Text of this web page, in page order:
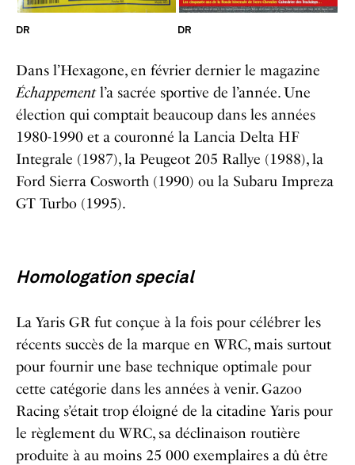
DR DR
Dans l’Hexagone, en février dernier le magazine
Échappementl’a sacrée sportive de l’année. Une
élection qui comptait beaucoup dans les années
1980-1990 et a couronné la Lancia Delta HF
Integrale (1987), la Peugeot 205 Rallye (1988), la
Ford Sierra Cosworth (1990) ou la Subaru Impreza
GT Turbo (1995).
Homologation special
La Yaris GRfut conçue à la fois pour célébrer les
récents succès de la marque en WRC, mais surtout
pour fournir une base technique optimale pour
cette catégorie dans les années à venir. Gazoo
Racing s’était trop éloigné de la citadine Yaris pour
le règlement du WRC, sa déclinaison routière
produite à au moins 25 000 exemplaires a dû être